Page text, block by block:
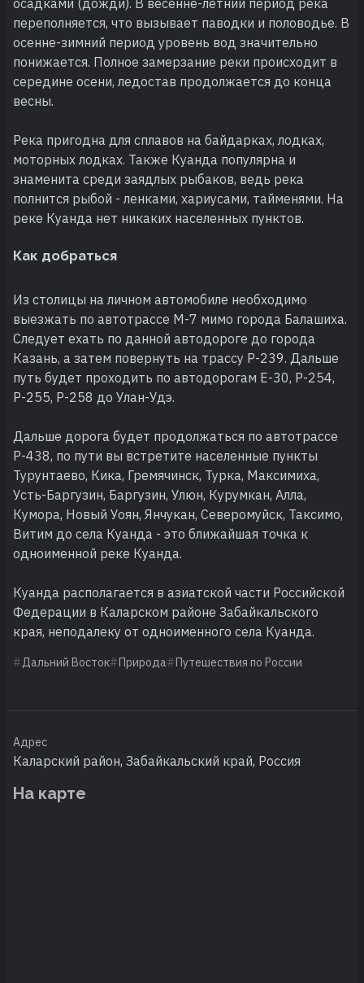
переполняется, что вызывает паводки и половодье. В
осенне-зимний период уровень вод значительно
понижается. Полное замерзание реки происходит в
середине осени, ледостав продолжается до конца
весны.
Река пригодна для сплавов на байдарках, лодках,
моторных лодках. Также Куанда популярна и
знаменита среди заядлых рыбаков, ведь река
полнится рыбой - ленками, хариусами, тайменями. На
реке Куанда нет никаких населенных пунктов.
Как добраться
Из столицы на личном автомобиле необходимо
выезжать по автотрассе М-7 мимо города Балашиха.
Следует ехать по данной автодороге до города
Казань, а затем повернуть на трассу Р-239. Дальше
путь будет проходить по автодорогам Е-30, Р-254,
Р-255, Р-258 до Улан-Удэ.
Дальше дорога будет продолжаться по автотрассе
Р-438, по пути вы встретите населенные пункты
Турунтаево, Кика, Гремячинск, Турка, Максимиха,
Усть-Баргузин, Баргузин, Улюн, Курумкан, Алла,
Кумора, Новый Уоян, Янчукан, Северомуйск, Таксимо,
Витим до села Куанда - это ближайшая точка к
одноименной реке Куанда.
Куанда располагается в азиатской части Российской
Федерации в Каларском районе Забайкальского
края, неподалеку от одноименного села Куанда.
Дальний Восток Природа Путешествия по России
Адрес
Каларский район, Забайкальский край, Россия
На карте